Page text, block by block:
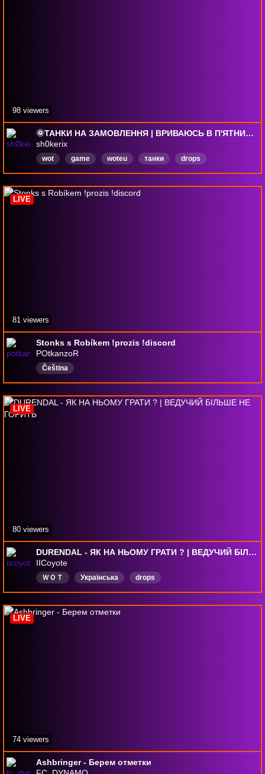
🌞ТАНКИ НА ЗАМОВЛЕННЯ | ВРИВАЮСЬ В П'ЯТНИЧНУ ДУРКУ |
sh0kerix
wot game woteu танки
drops
УКРАЇНСЬКИЙСТРІМТАНКІВ
Sh0kerix Українська
98 viewers
Stonks s Robíkem !prozis !discord
POtkanzoR
Čeština
LIVE
81 viewers
DURENDAL - ЯК НА НЬОМУ ГРАТИ ? | ВЕДУЧИЙ БІЛЬШЕ НЕ ГОРИТЬ
IICoyote
ＷＯＴ Українська drops
LIVE
80 viewers
Ashbringer - Берем отметки
LIVE
74 viewers